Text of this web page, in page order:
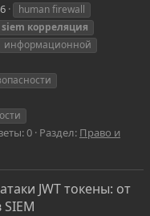
human firewall
siem корреляция
информационной
0 Раздел: Право и
JWT токены: от